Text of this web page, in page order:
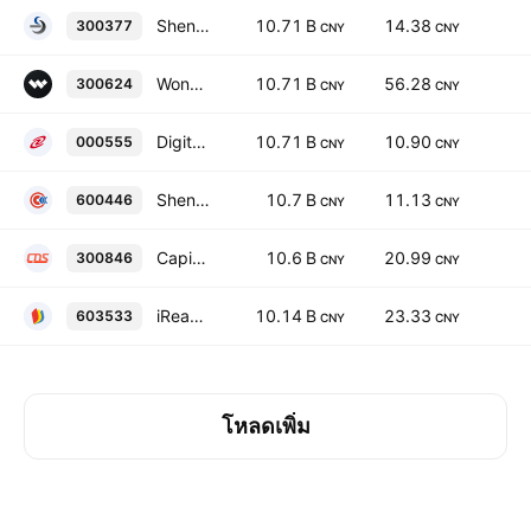
300377 Shenzhen YSSTech Information Technology Co., Ltd. Class A 10.71 B CNY 14.38 CNY
300624 Wondershare Technology Group Co., Ltd. Class A 10.71 B CNY 56.28 CNY
000555 Digital China Information Service Group Company Ltd. Class A 10.71 B CNY 10.90 CNY
600446 Shenzhen Kingdom Sci-tech Co., Ltd. Class A 10.7 B CNY 11.13 CNY
300846 Capitalonline Data Service Co., Ltd Class A 10.6 B CNY 20.99 CNY
603533 iReader Technology Co. Ltd. Class A 10.14 B CNY 23.33 CNY
โหลดเพิ่ม